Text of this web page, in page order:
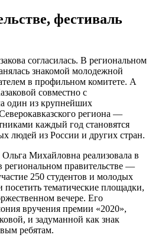
фестиваль
согласилась. В региональном
знакомой молодежной
в профильном комитете. А
совместно с
один из крупнейших
региона —
каждый год становятся
людей из России и других стран.
Михайловна реализовала в
региональном правительстве —
250 студентов и молодых
посетить тематические площадки,
вечере. Его
вручения премии «2020»,
и задуманной как знак
ребятам.